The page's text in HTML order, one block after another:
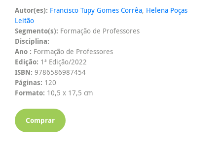
Autor(es): Francisco Tupy Gomes Corrêa, Helena Poças
Leitão
Segmento(s): Formação de Professores
Disciplina:
Ano : Formação de Professores
Edição: 1ª Edição/2022
ISBN: 9786586987454
Páginas: 120
Formato: 10,5 x 17,5 cm
Comprar